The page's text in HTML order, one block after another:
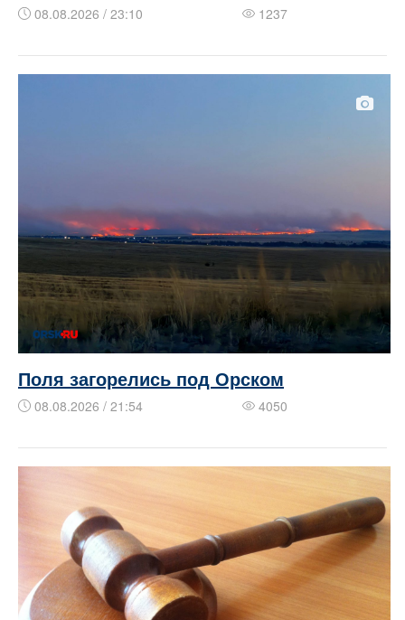
08.08.2026 / 23:10 1237
Поля загорелись под Орском
08.08.2026 / 21:54 4050